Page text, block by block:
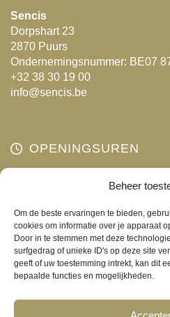
Beheer
Om de beste ervaringen te bieden,
cookies om informatie over je apparaat
Door in te stemmen met deze
surfgedrag of unieke ID's op deze site
geeft of uw toestemming intrekt, kan dit
bepaalde functies en mogelijkheden.
Sencis
Dorpshart 23
2870 Puurs
Ondernemingsnummer: BE07
+32 38 30 19 00
info@sencis.be
OPENINGSUREN
Gesloten
Woensdag
10:00 -
Donderdag
10:00 -
Vrijdag
10:00 -
Zaterdag
10:00 -
Zondag
Gesloten